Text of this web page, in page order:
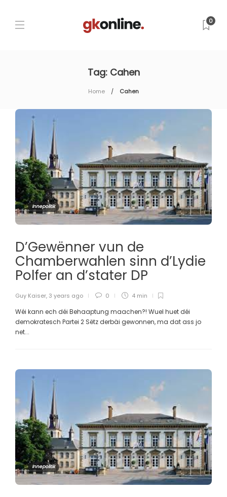
0
Tag: Cahen
Home Cahen
Innepolitik
D’Gewënner vun de
Chamberwahlen sinn d’Lydie
Polfer an d’stater DP
Guy Kaiser, 3 years ago 0 4 min
Wéi kann ech déi Behaaptung maachen?! Wuel huet déi
demokratesch Partei 2 Sëtz derbäi gewonnen, ma dat ass jo
net...
Innepolitik